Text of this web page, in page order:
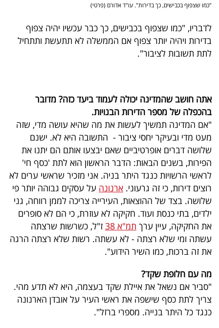
"כמו שצפוף בכבישים, כך בדירות". עו"ד אדורם (פרטי)
לדבריו, "כמו שצפוף בכבישים, כך כבר עכשיו יהיה צפוף
בדירות ויהיה יותר צפוף אם הממשלה לא תתעשת ותתחיל
לתת תשובות לציבור".
אתה חושב שהמדינה יכולה לעמוד ביעד כזה? מדובר
בהכפלה של מספר הדירות הבנויות.
"אם המדינה תמשיך לעשות את מה שהיא עושה מדי, שזה
מעט מדי ובעיקר יחסי ציבור - התשובה היא לא. ישנם
שלושה דברים אופרטיביים שאם יבצעו אותם הם יתנו את
הפירות, בשנים הבאות: הדבר הראשון הוא לתת 'כסף חי'
לראשי הרשויות כנגד היתר בניה. אני מזכיר שראשי ערים לא
רוצים דירות, כי זה גרעוני. ארנונה על עסקים גבוהה יותר פי
שלושה. בצד של ההוצאות, העירייה צריכה לממן רווחה, גני
ילדים, בתי כנסת ועוד. חקיקה לא עוזרת, כי הם לא סופרים
את החקיקה, עיין ערך תמ"א 38
ז"ל, כשרשות שרצתה
עשתה ומי שלא רצתה - לא עשתה. רשות שלא רצתה הרגה
את זה ברכות, כמו השיר הידוע".
מה עם חלופת שקד?
"סביר אם נשאל את איילת שקד בעצמה, היא לא תדע מהי.
צריך לתת כסף שישפה את ראשי העיר על אובדן הארנונה
כנגד כל היתר בנייה. מספרי ברזל".